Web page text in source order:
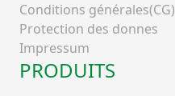
Conditions générales(CG)
Protection des donnes
Impressum
PRODUITS